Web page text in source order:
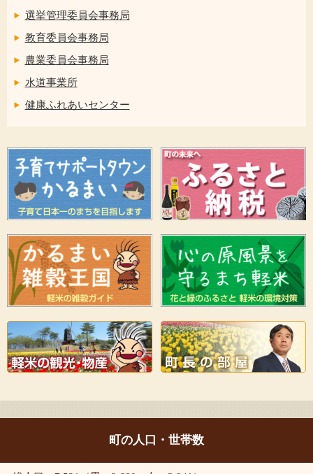
選挙管理委員会事務局
教育委員会事務局
農業委員会事務局
水道事業所
健康ふれあいセンター
町の人口・世帯数